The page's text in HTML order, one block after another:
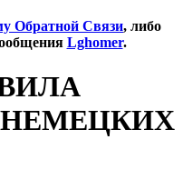
Обратной Связи, либо
Lghomer.